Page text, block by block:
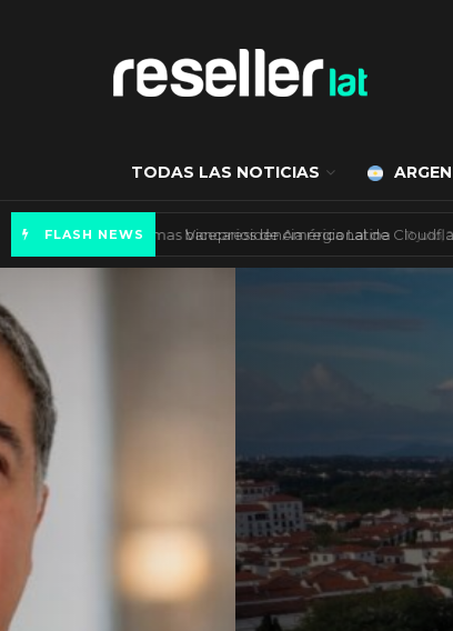
TODAS LAS NOTICIAS
FLASH NEWS Autenticación biométrica en los
ES NOTICIA
Axis
Guatemala